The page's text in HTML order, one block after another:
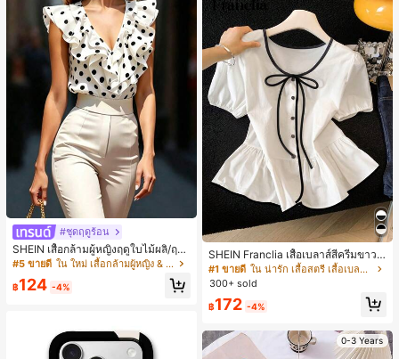
#ชุดฤดูร้อน
SHEIN เสื้อกล้ามผู้หญิงฤดูใบไม้ผลิ/ฤดูร้
อน ใหม่ สไตล์มินิมอลลำลองหรูหรา สีบ
ล็อก ลายจุด คอวี แพตช์เวิร์ก ชายระบา
ย แขนกุด ทรงเข้ารูป อเนกประสงค์, เสื้อ
#5 ขายดี ใน ใหม่ เสื้อกล้ามผู้หญิง & Camis
฿124 -4%
SHEIN Franclia เสื้อเบลาส์สีครีมขาวนุ่
มนวล เอวรูด, แต่งขอบตัดกัน + โบว์ผูก,
แขนพอง จับคู่กับกระโปรงชายระบาย,
กวัน
#1 ขายดี
ใน น่ารัก เสื้อสตรี เสื้อเบลาส์ & Tee
300+ sold
฿172 -4%
0-3 Years